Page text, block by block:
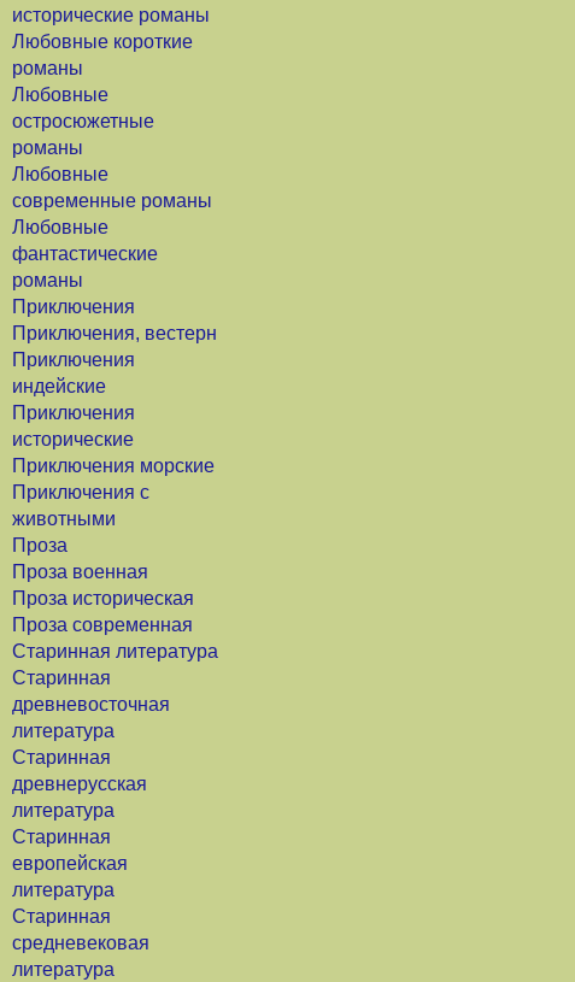
исторические романы
Любовные короткие
романы
Любовные
остросюжетные
романы
Любовные
современные романы
Любовные
фантастические
романы
Приключения
Приключения, вестерн
Приключения
индейские
Приключения
исторические
Приключения морские
Приключения с
животными
Проза
Проза военная
Проза историческая
Проза современная
Старинная литература
Старинная
древневосточная
литература
Старинная
древнерусская
литература
Старинная
европейская
литература
Старинная
средневековая
литература